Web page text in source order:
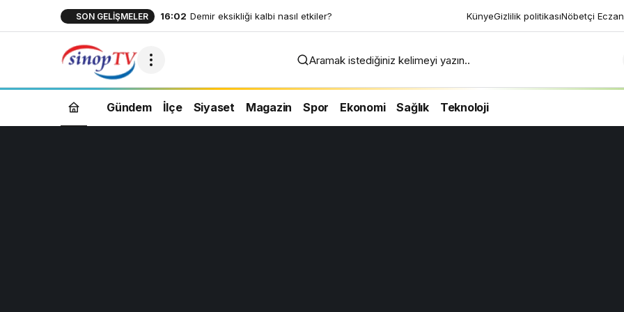
SON GELIŞMELER 16:02 Demir eksikliği kalbi nasıl etkiler? KünyeGizlilik politikasıNöbetçi
Aramak istediğiniz kelimeyi yazın..
Gündem İlçe Siyaset Magazin Spor Ekonomi Sağlık Teknoloji